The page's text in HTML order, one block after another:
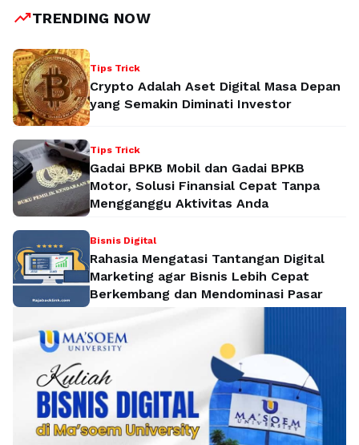
produktivitas sehari-hari. …
trending_upTRENDING NOW
Tips Trick
Crypto Adalah Aset Digital Masa Depan
yang Semakin Diminati Investor
Tips Trick
Gadai BPKB Mobil dan Gadai BPKB
Motor, Solusi Finansial Cepat Tanpa
Mengganggu Aktivitas Anda
Bisnis Digital
Rahasia Mengatasi Tantangan Digital
Marketing agar Bisnis Lebih Cepat
Berkembang dan Mendominasi Pasar